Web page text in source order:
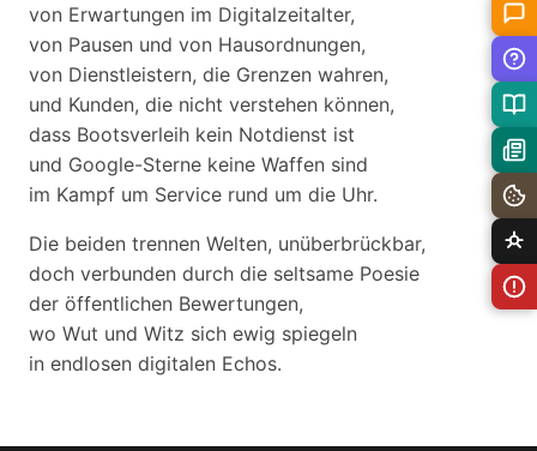
von Erwartungen im Digitalzeitalter,
von Pausen und von Hausordnungen,
von Dienstleistern, die Grenzen wahren,
und Kunden, die nicht verstehen können,
dass Bootsverleih kein Notdienst ist
und Google-Sterne keine Waffen sind
im Kampf um Service rund um die Uhr.
Die beiden trennen Welten, unüberbrückbar,
doch verbunden durch die seltsame Poesie
der öffentlichen Bewertungen,
wo Wut und Witz sich ewig spiegeln
in endlosen digitalen Echos.